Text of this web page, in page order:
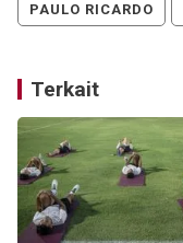
PAULO RICARDO
Terkait